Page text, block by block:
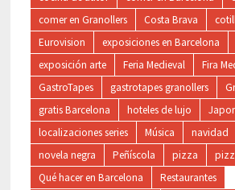
comer en Granollers
Costa Brava
Eurovision
exposiciones en Barcelona
exposición arte
Feria Medieval
Fira
GastroTapes
gastrotapes granollers
gratis Barcelona
hoteles de lujo
localizaciones series
Música navidad
novela negra
Peñíscola pizza
Qué hacer en Barcelona
Restaurantes